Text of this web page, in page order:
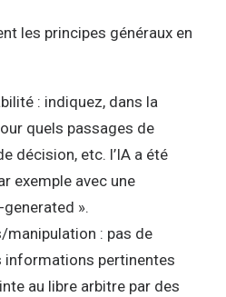
les principes généraux en
: indiquez, dans la
quels passages de
décision, etc. l’IA a été
exemple avec une
».
: pas de
informations pertinentes
au libre arbitre par des